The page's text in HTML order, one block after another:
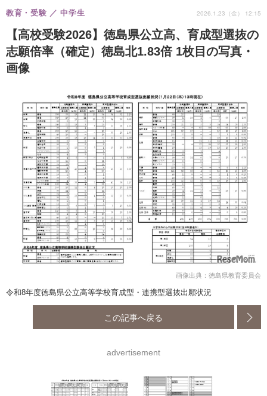
【高校受験2026】徳島県公立高、育成型選抜の
志願倍率（確定）徳島北1.83倍 1枚目の写真・
画像
教育・受験 中学生 2026.1.23（金） 12:15
画像出典：徳島県教育委員会
令和8年度徳島県公立高等学校育成型・連携型選抜出願状況
この記事へ戻る
advertisement